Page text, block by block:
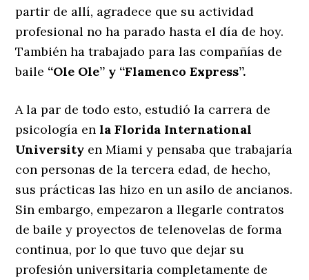
partir de allí, agradece que su actividad
profesional no ha parado hasta el día de hoy.
También ha trabajado para las compañías de
baile ‘‘Ole Ole’’ y ‘‘Flamenco Express’’.
A la par de todo esto, estudió la carrera de
psicología enla Florida International
University en Miami y pensaba que trabajaría
con personas de la tercera edad, de hecho,
sus prácticas las hizo en un asilo de ancianos.
Sin embargo, empezaron a llegarle contratos
de baile y proyectos de telenovelas de forma
continua, por lo que tuvo que dejar su
profesión universitaria completamente de